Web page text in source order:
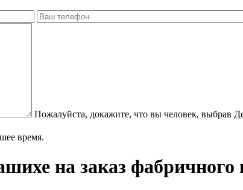
Пожалуйста, докажите, что вы человек, выбрав
время.
на заказ фабричного